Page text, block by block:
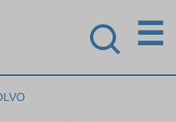
☰